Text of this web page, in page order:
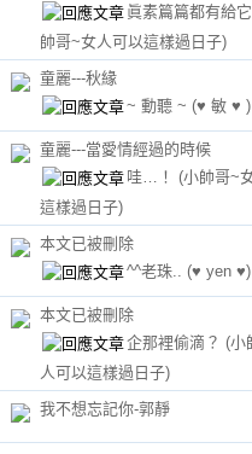
眞素篇篇都有給
帥哥~女人可以這樣過日子)
童麗---秋緣
~ 動聽 ~ (♥ 敏 ♥ )
童麗---當愛情經過的時候
哇…！ (小帥哥~
這樣過日子)
本文已被刪除
^^老珠.. (♥ yen ♥)
本文已被刪除
企那裡偷滴？ (小
人可以這樣過日子)
我不想忘記你-郭靜